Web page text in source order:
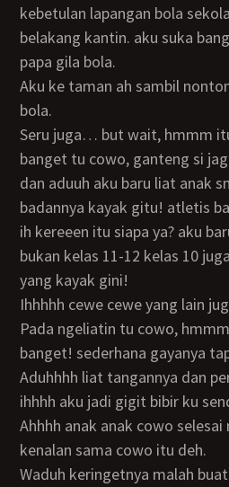
kebetulan lapangan bola
belakang kantin. aku suka
papa gila bola.
aku ke taman ah sambil nonton anak-anak cowo main
bola.
seru juga… but wait, hmmm itu siapa ya… ih keren
banget tu cowo, ganteng si
dan aduuh aku baru liat anak
badannya kayak gitu! atletis
ih kereeen itu siapa ya? aku
bukan kelas 11-12 kelas 10
yang kayak gini!
ihhhhh cewe cewe yang lain
pada ngeliatin tu cowo, hmmm wajar si keren
banget! sederhana gayanya
aduhhhh liat tangannya dan perutnya yang atletis
ihhhh aku jadi gigit bibir ku
ahhhh anak anak cowo selesai main bola, ih pengen
kenalan sama cowo itu deh.
waduh keringetnya malah buat dia keliatan keren